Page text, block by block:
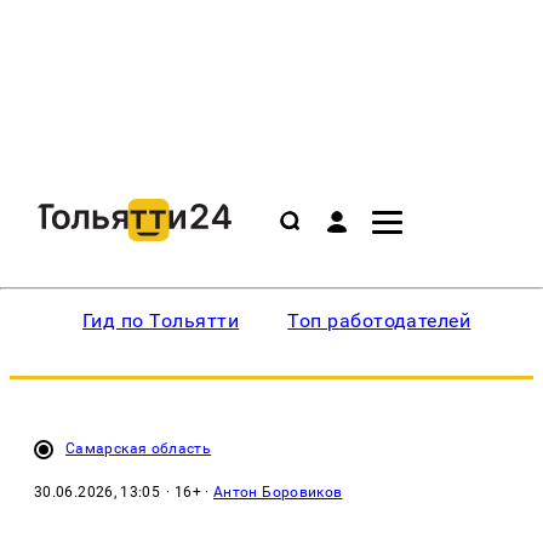
Гид по Тольятти Топ работодателей
Самарская область
30.06.2026, 13:05 · 16+ ·Антон Боровиков